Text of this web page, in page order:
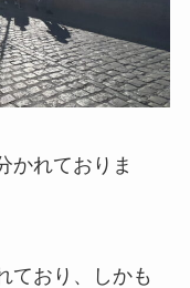
かれておりま
ており、しかも